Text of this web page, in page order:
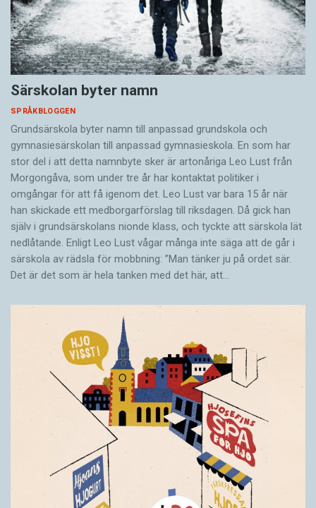
Särskolan byter namn
SPRÅKBLOGGEN
Grundsärskola byter namn till anpassad grundskola och
gymnasiesärskolan till anpassad gymnasieskola. En som har
stor del i att detta namnbyte sker är artonåriga Leo Lust från
Morgongåva, som under tre år har kontaktat politiker i
omgångar för att få igenom det. Leo Lust var bara 15 år när
han skickade ett medborgarförslag till riksdagen. Då gick han
själv i grundsärskolans nionde klass, och tyckte att särskola lät
nedlåtande. Enligt Leo Lust vågar många inte säga att de går i
särskola av rädsla för mobbning: ”Man tänker ju på ordet sär.
Det är det som är hela tanken med det här, att…